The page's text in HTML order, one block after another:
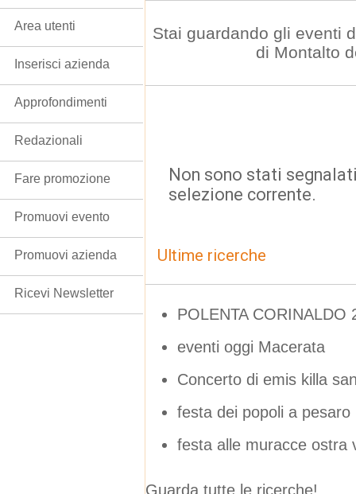
Stai guardando gli eventi
di Montalto
Non sono stati
selezione corrente.
Ultime ricerche
POLENTA CORINALDO
eventi oggi Macerata
Concerto di emis killa
festa dei popoli a pesaro
festa alle muracce ostra
Guarda tutte le ricerche!
Area utenti
Inserisci azienda
Approfondimenti
Redazionali
Fare promozione
Promuovi evento
Promuovi azienda
Ricevi Newsletter